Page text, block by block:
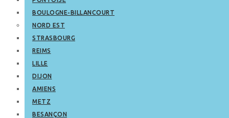
BOULOGNE-BILLANCOURT
NORD EST
STRASBOURG
REIMS
LILLE
DIJON
AMIENS
METZ
BESANÇON